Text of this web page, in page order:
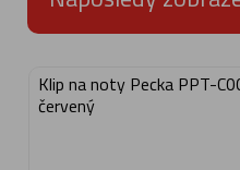
Klip na noty Pecka PPT-
červený